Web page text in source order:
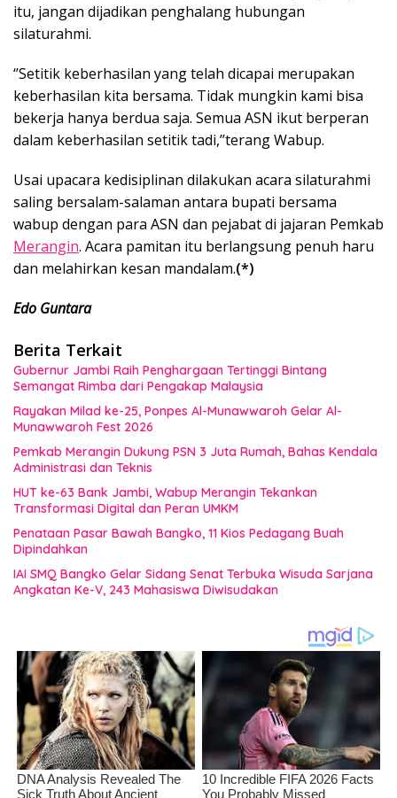
itu, jangan dijadikan penghalang hubungan
silaturahmi.
‘’Setitik keberhasilan yang telah dicapai merupakan
keberhasilan kita bersama. Tidak mungkin kami bisa
bekerja hanya berdua saja. Semua ASN ikut berperan
dalam keberhasilan setitik tadi,’’terang Wabup.
Usai upacara kedisiplinan dilakukan acara silaturahmi
saling bersalam-salaman antara bupati bersama
wabup dengan para ASN dan pejabat di jajaran Pemkab
Merangin. Acara pamitan itu berlangsung penuh haru
dan melahirkan kesan mandalam.(*)
Edo Guntara
Berita Terkait
Gubernur Jambi Raih Penghargaan Tertinggi Bintang
Semangat Rimba dari Pengakap Malaysia
Rayakan Milad ke-25, Ponpes Al-Munawwaroh Gelar Al-
Munawwaroh Fest 2026
Pemkab Merangin Dukung PSN 3 Juta Rumah, Bahas Kendala
Administrasi dan Teknis
HUT ke-63 Bank Jambi, Wabup Merangin Tekankan
Transformasi Digital dan Peran UMKM
Penataan Pasar Bawah Bangko, 11 Kios Pedagang Buah
Dipindahkan
IAI SMQ Bangko Gelar Sidang Senat Terbuka Wisuda Sarjana
Angkatan Ke-V, 243 Mahasiswa Diwisudakan